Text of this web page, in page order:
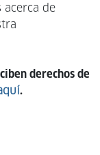
acerca de
derechos de
.